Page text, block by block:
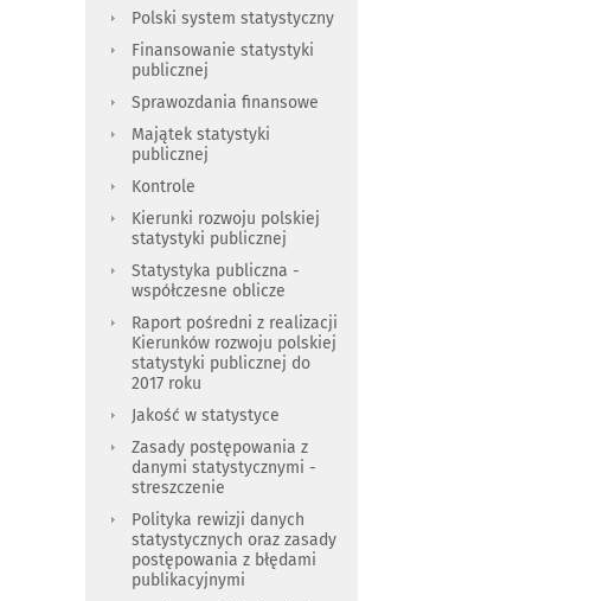
Polski system statystyczny
Finansowanie statystyki
publicznej
Sprawozdania finansowe
Majątek statystyki
publicznej
Kontrole
Kierunki rozwoju polskiej
statystyki publicznej
Statystyka publiczna -
współczesne oblicze
Raport pośredni z realizacji
Kierunków rozwoju polskiej
statystyki publicznej do
2017 roku
Jakość w statystyce
Zasady postępowania z
danymi statystycznymi -
streszczenie
Polityka rewizji danych
statystycznych oraz zasady
postępowania z błędami
publikacyjnymi